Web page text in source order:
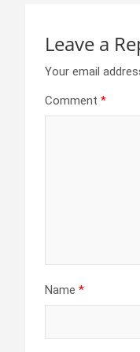
Leave a
Your email
Comment *
Name *